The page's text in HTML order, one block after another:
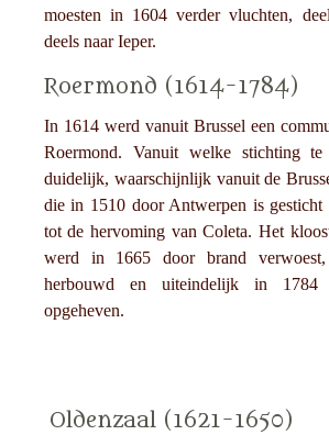
moesten in 1604 verder vluchten,
deels naar Ieper.
Roermond (1614-1784)
In 1614 werd vanuit Brussel een
Roermond. Vanuit welke stichting
duidelijk, waarschijnlijk vanuit de
die in 1510 door Antwerpen is gesticht
tot de hervoming van Coleta. Het
werd in 1665 door brand
herbouwd en uiteindelijk in
opgeheven.
Oldenzaal (1621-1650)